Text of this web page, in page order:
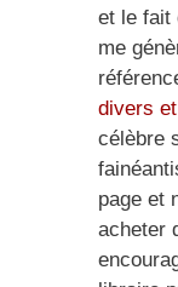
et le fait
me
divers
célèbre
page et
acheter